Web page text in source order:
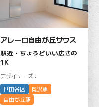
アレーロ自由が丘サウス
駅近・ちょうどいい広さの
1K
デザイナーズ：
世田谷区
奥沢駅
自由が丘駅